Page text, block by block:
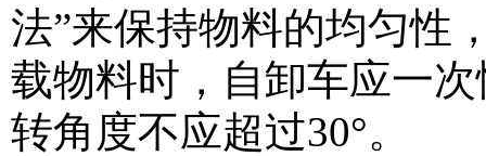
法”来保持物料的均匀性
载物料时，自卸车应一
转角度不应超过30°。